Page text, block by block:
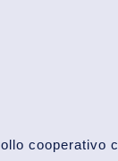
cooperativo